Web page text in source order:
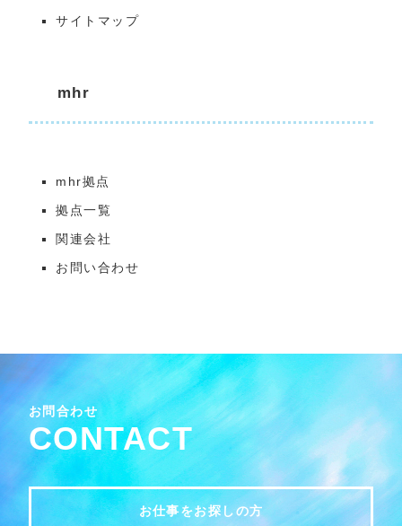
サイトマップ
mhr
mhr拠点
拠点一覧
関連会社
お問い合わせ
お問合わせ
CONTACT
お仕事をお探しの方